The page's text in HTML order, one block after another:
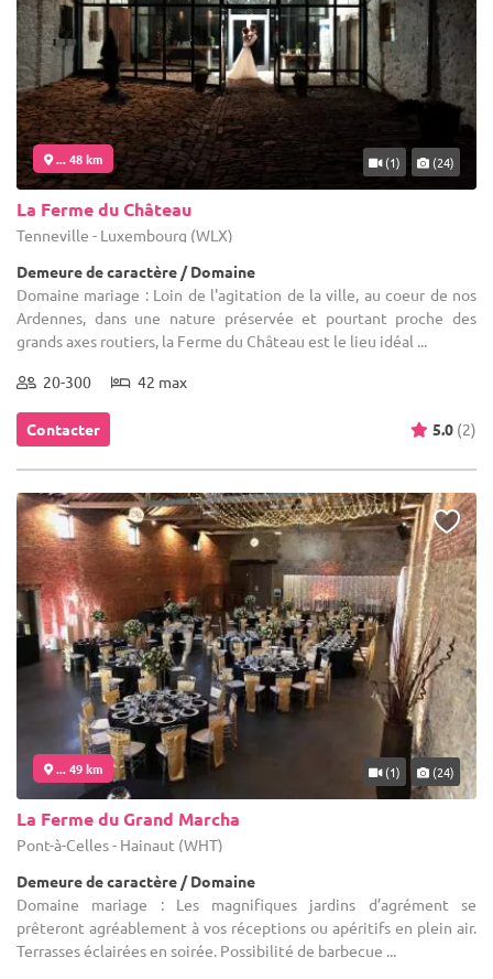
... 48 km (1) (24)
La Ferme du Château
Tenneville - Luxembourg (WLX)
Demeure de caractère / Domaine
Domaine mariage : Loin de l'agitation de la ville, au coeur de nos
Ardennes, dans une nature préservée et pourtant proche des
grands axes routiers, la Ferme du Château est le lieu idéal ...
20-300 42 max
Contacter 5.0 (2)
... 49 km (1) (24)
La Ferme du Grand Marcha
Pont-à-Celles - Hainaut (WHT)
Demeure de caractère / Domaine
Domaine mariage : Les magnifiques jardins d’agrément se
prêteront agréablement à vos réceptions ou apéritifs en plein air.
Terrasses éclairées en soirée. Possibilité de barbecue ...